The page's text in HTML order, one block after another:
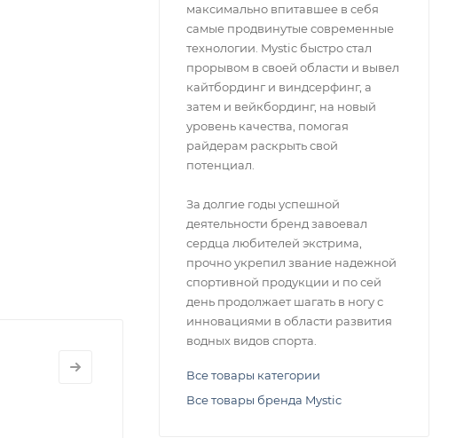
максимально впитавшее в себя
самые продвинутые современные
технологии. Mystic быстро стал
прорывом в своей области и вывел
кайтбординг и виндсерфинг, а
затем и вейкбординг, на новый
уровень качества, помогая
райдерам раскрыть свой
потенциал.
За долгие годы успешной
деятельности бренд завоевал
сердца любителей экстрима,
прочно укрепил звание надежной
спортивной продукции и по сей
день продолжает шагать в ногу с
инновациями в области развития
водных видов спорта.
Все товары категории
Все товары бренда Mystic